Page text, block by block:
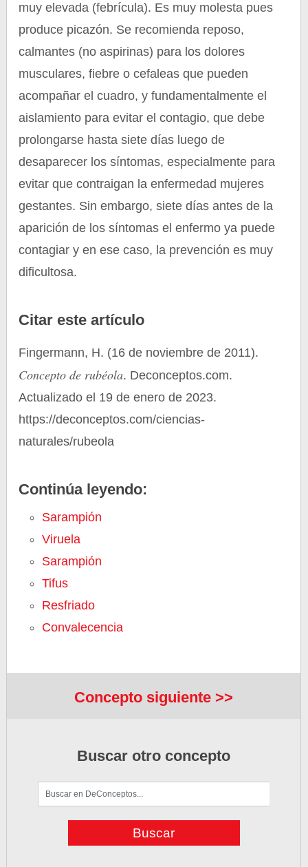
muy elevada (febrícula). Es muy molesta pues
produce picazón. Se recomienda reposo,
calmantes (no aspirinas) para los dolores
musculares, fiebre o cefaleas que pueden
acompañar el cuadro, y fundamentalmente el
aislamiento para evitar el contagio, que debe
prolongarse hasta siete días luego de
desaparecer los síntomas, especialmente para
evitar que contraigan la enfermedad mujeres
gestantes. Sin embargo, siete días antes de la
aparición de los síntomas el enfermo ya puede
contagiar y en ese caso, la prevención es muy
dificultosa.
Citar este artículo
Fingermann, H. (16 de noviembre de 2011).
Concepto de rubéola. Deconceptos.com.
Actualizado el 19 de enero de 2023.
https://deconceptos.com/ciencias-
naturales/rubeola
Continúa leyendo:
Sarampión
Viruela
Sarampión
Tifus
Resfriado
Convalecencia
Concepto siguiente >>
Buscar otro concepto